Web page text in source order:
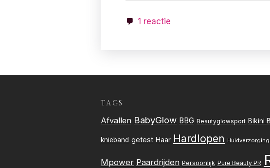
1 reactie
TAGS
Afvallen BabyGlow BBG Beautyglowsport Bikini
knieband getest Haar Hardlopen Huidverzorging
Mpower Paardrijden Persoonlijk Pure Beauty PR